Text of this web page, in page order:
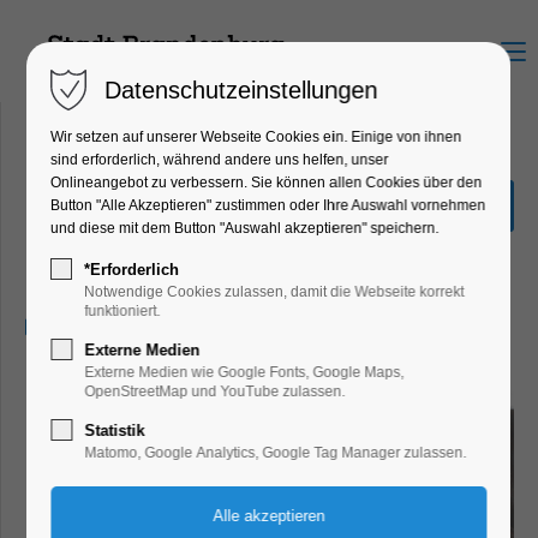
Menu
BabySteps Krabbelgruppe
Liegekinder
Kinder, Jugend, Workshop
Datenschutzeinstellungen
Wir setzen auf unserer Webseite Cookies ein. Einige von ihnen
sind erforderlich, während andere uns helfen, unser
Onlineangebot zu verbessern. Sie können allen Cookies über den
Button "Alle Akzeptieren" zustimmen oder Ihre Auswahl vornehmen
und diese mit dem Button "Auswahl akzeptieren" speichern.
*Erforderlich
Notwendige Cookies zulassen, damit die Webseite korrekt
funktioniert.
Externe Medien
Externe Medien wie Google Fonts, Google Maps,
OpenStreetMap und YouTube zulassen.
Statistik
Matomo, Google Analytics, Google Tag Manager zulassen.